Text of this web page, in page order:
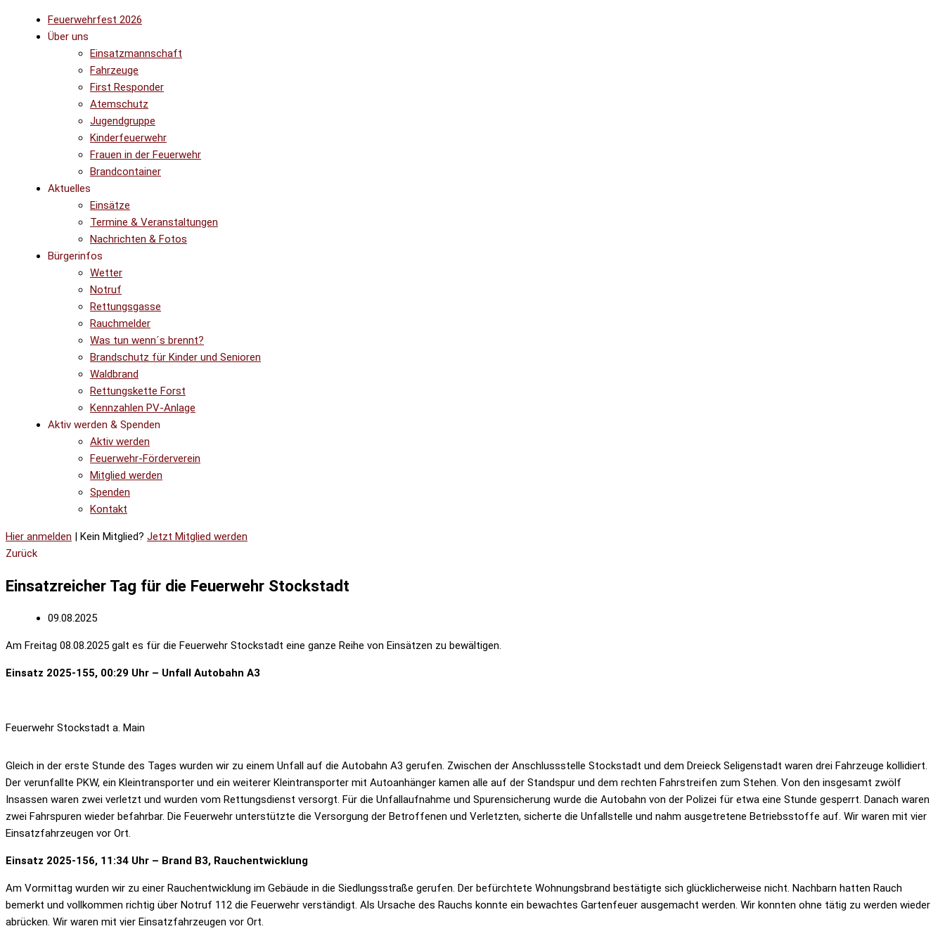
Feuerwehrfest 2026
Über uns
Einsatzmannschaft
Fahrzeuge
First Responder
Atemschutz
Jugendgruppe
Kinderfeuerwehr
Frauen in der Feuerwehr
Brandcontainer
Aktuelles
Einsätze
Termine & Veranstaltungen
Nachrichten & Fotos
Bürgerinfos
Wetter
Notruf
Rettungsgasse
Rauchmelder
Was tun wenn´s brennt?
Brandschutz für Kinder und Senioren
Waldbrand
Rettungskette Forst
Kennzahlen PV-Anlage
Aktiv werden & Spenden
Aktiv werden
Feuerwehr-Förderverein
Mitglied werden
Spenden
Kontakt
Hier anmelden | Kein Mitglied? Jetzt Mitglied werden
Zurück
Einsatzreicher Tag für die Feuerwehr Stockstadt
09.08.2025
Am Freitag 08.08.2025 galt es für die Feuerwehr Stockstadt eine ganze Reihe von Einsätzen zu bewältigen.
Einsatz 2025-155, 00:29 Uhr – Unfall Autobahn A3
Feuerwehr Stockstadt a. Main
Gleich in der erste Stunde des Tages wurden wir zu einem Unfall auf die Autobahn A3 gerufen. Zwischen der Anschlussstelle Stockstadt und dem Dreieck Seligenstadt waren drei Fahrzeuge kollidiert.
Der verunfallte PKW, ein Kleintransporter und ein weiterer Kleintransporter mit Autoanhänger kamen alle auf der Standspur und dem rechten Fahrstreifen zum Stehen. Von den insgesamt zwölf
Insassen waren zwei verletzt und wurden vom Rettungsdienst versorgt. Für die Unfallaufnahme und Spurensicherung wurde die Autobahn von der Polizei für etwa eine Stunde gesperrt. Danach waren
zwei Fahrspuren wieder befahrbar. Die Feuerwehr unterstützte die Versorgung der Betroffenen und Verletzten, sicherte die Unfallstelle und nahm ausgetretene Betriebsstoffe auf. Wir waren mit vier
Einsatzfahrzeugen vor Ort.
Einsatz 2025-156, 11:34 Uhr – Brand B3, Rauchentwicklung
Am Vormittag wurden wir zu einer Rauchentwicklung im Gebäude in die Siedlungsstraße gerufen. Der befürchtete Wohnungsbrand bestätigte sich glücklicherweise nicht. Nachbarn hatten Rauch
bemerkt und vollkommen richtig über Notruf 112 die Feuerwehr verständigt. Als Ursache des Rauchs konnte ein bewachtes Gartenfeuer ausgemacht werden. Wir konnten ohne tätig zu werden wieder
abrücken. Wir waren mit vier Einsatzfahrzeugen vor Ort.